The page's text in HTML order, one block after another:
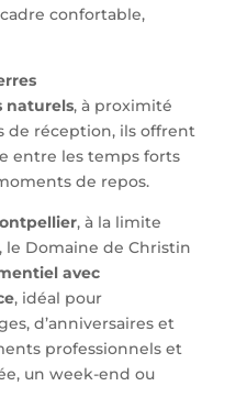
confortable,
naturels, à proximité
de réception, ils offrent
entre les temps forts
de repos.
, à la limite
le Domaine de Christin
avec
, idéal pour
d’anniversaires et
professionnels et
un week-end ou